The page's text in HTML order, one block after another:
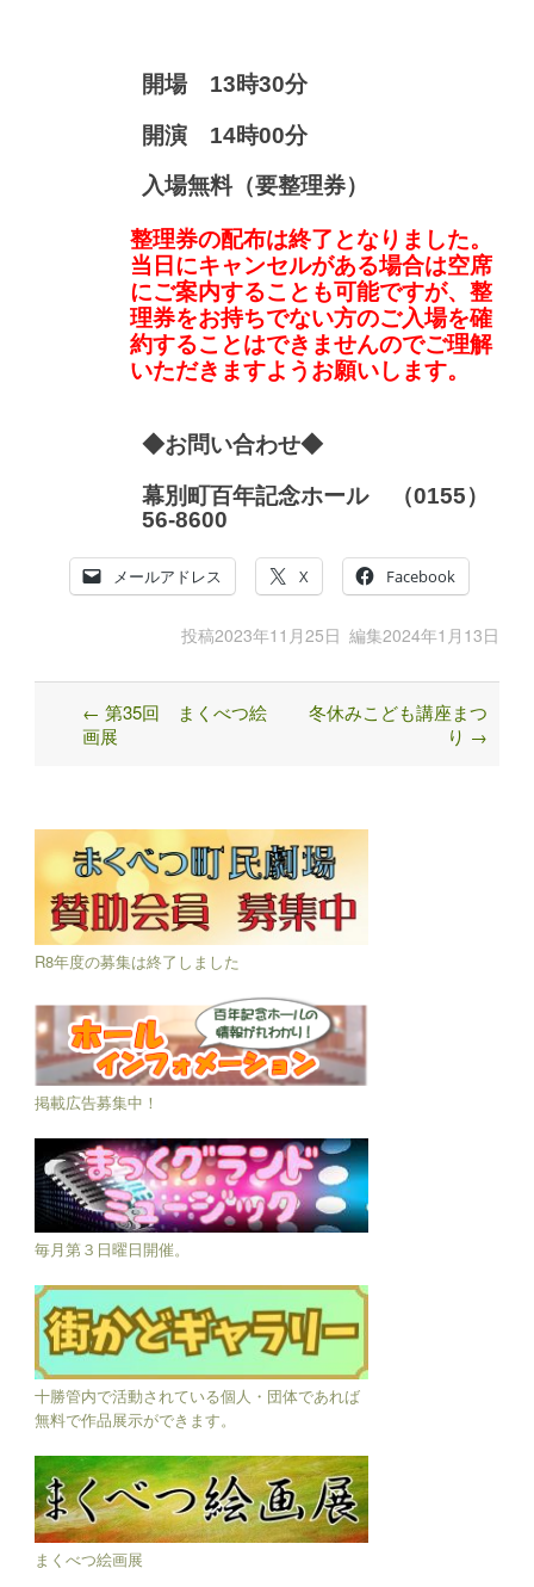
開場13時30分
開演 14時00分
入場無料（要整理券）
整理券の配布は終了となりました。
当日にキャンセルがある場合は空席
にご案内することも可能ですが、整
理券をお持ちでない方のご入場を確
約することはできませんのでご理解
いただきますようお願いします。
◆お問い合わせ◆
幕別町百年記念ホール
（0155）
56-8600
メールアドレス X Facebook
投稿2023年11月25日 編集2024年1月13日
Post
navigation
← 第35回 まくべつ絵
画展
冬休みこども講座まつ
り →
R8年度の募集は終了しました
掲載広告募集中！
毎月第３日曜日開催。
十勝管内で活動されている個人・団体であれば
無料で作品展示ができます。
まくべつ絵画展